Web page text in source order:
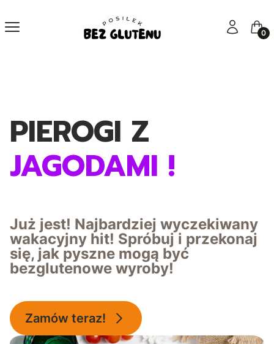
Menu Zaloguj się
PIEROGI Z
JAGODAMI !
Już jest! Najbardziej wyczekiwany
wakacyjny hit! Spróbuj i przekonaj
się, jak pyszne mogą być
bezglutenowe wyroby!
Zamów teraz!